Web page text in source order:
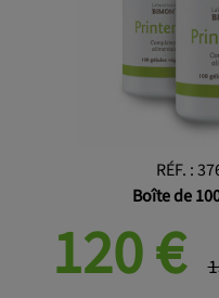
RÉF. :
Boîte de
120€